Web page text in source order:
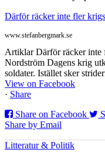
Därför räcker inte fler
www.stefanbergmark.se
Artiklar Därför räcker inte
Nordström Dagens krig
soldater. Istället sker
View on Facebook
· Share
Share on Facebook
Share by Email
Litteratur & Politik